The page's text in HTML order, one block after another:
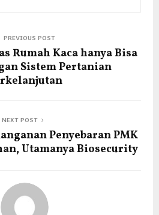
PREVIOUS POST
Rumah Kaca hanya Bisa
Sistem Pertanian
NEXT POST
Penyebaran PMK
Utamanya Biosecurity